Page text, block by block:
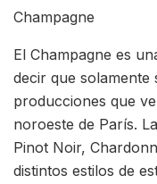
Champagne
El Champagne es
decir que solamente
producciones que
noroeste de París.
Pinot Noir,
distintos estilos de